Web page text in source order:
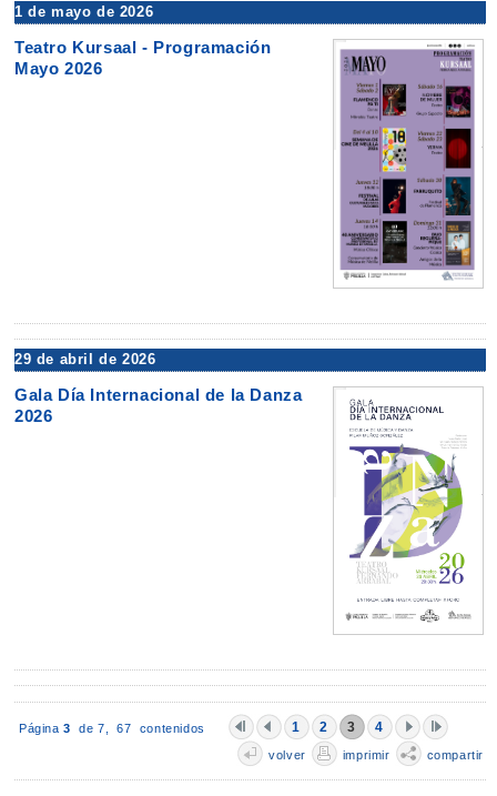
1 de mayo de 2026
Teatro Kursaal - Programación
Mayo 2026
29 de abril de 2026
Gala Día Internacional de la Danza
2026
Página 3 de 7,67 contenidos 1 2 3 4
volver imprimir compartir